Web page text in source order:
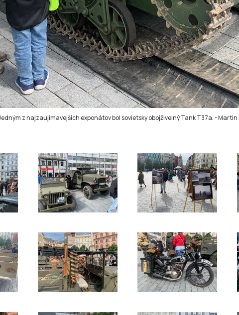
z najzaujímavejších exponátov bol sovietsky obojživelný Tank T37a.-Martin